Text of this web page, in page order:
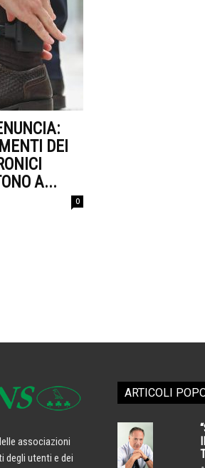
DEI
A...
0
associazioni
degli utenti e dei
ARTICOLI